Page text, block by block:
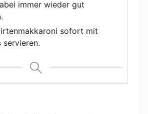
immer wieder gut
sofort mit
servieren.